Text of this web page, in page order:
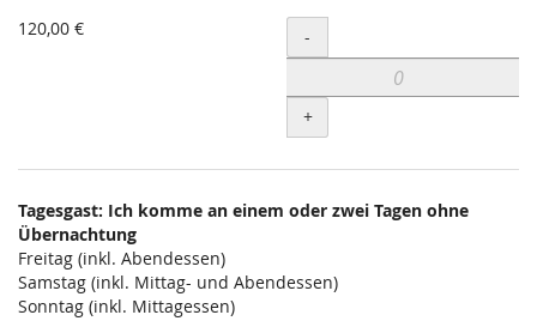
120,00 € Menge
-
+
Tagesgast: Ich komme an einem oder zwei Tagen ohne
Übernachtung
Freitag (inkl. Abendessen)
Samstag (inkl. Mittag- und Abendessen)
Sonntag (inkl. Mittagessen)